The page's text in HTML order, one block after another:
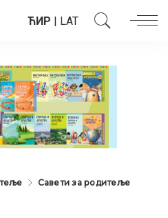
ЋИР | LAT
Савети за родитеље